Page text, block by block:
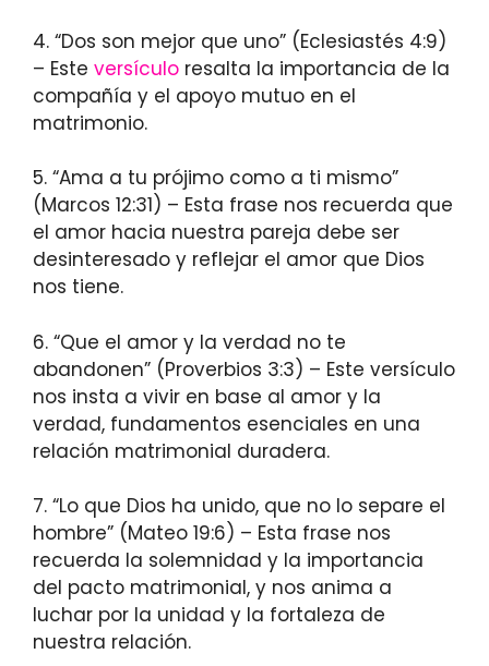
4. “Dos son mejor que uno” (Eclesiastés 4:9)
– Este versículo resalta la importancia de la
compañía y el apoyo mutuo en el
matrimonio.
5. “Ama a tu prójimo como a ti mismo”
(Marcos 12:31) – Esta frase nos recuerda que
el amor hacia nuestra pareja debe ser
desinteresado y reflejar el amor que Dios
nos tiene.
6. “Que el amor y la verdad no te
abandonen” (Proverbios 3:3) – Este versículo
nos insta a vivir en base al amor y la
verdad, fundamentos esenciales en una
relación matrimonial duradera.
7. “Lo que Dios ha unido, que no lo separe el
hombre” (Mateo 19:6) – Esta frase nos
recuerda la solemnidad y la importancia
del pacto matrimonial, y nos anima a
luchar por la unidad y la fortaleza de
nuestra relación.